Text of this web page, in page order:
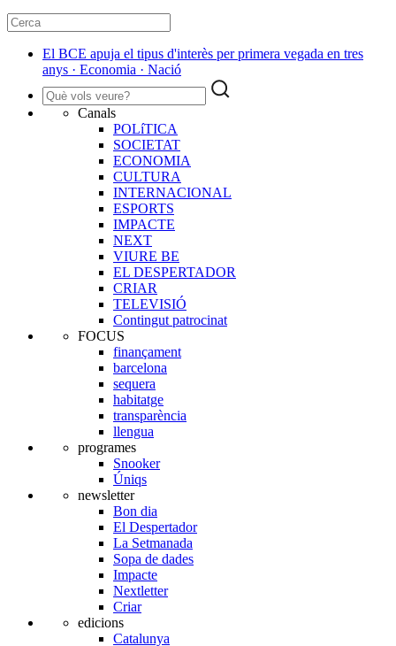
El BCE apuja el tipus d'interès per primera vegada en tres
anys · Economia · Nació
Canals
POLíTICA
SOCIETAT
ECONOMIA
CULTURA
INTERNACIONAL
ESPORTS
IMPACTE
NEXT
VIURE BE
EL DESPERTADOR
CRIAR
TELEVISIÓ
Contingut patrocinat
FOCUS
finançament
barcelona
sequera
habitatge
transparència
llengua
programes
Snooker
Úniqs
newsletter
Bon dia
El Despertador
La Setmanada
Sopa de dades
Impacte
Nextletter
Criar
edicions
Catalunya